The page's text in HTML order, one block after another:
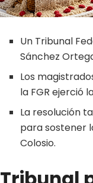
Un Tribunal
Sánchez
Los
la FGR ejerció
La resolución
para sostener
Colosio.